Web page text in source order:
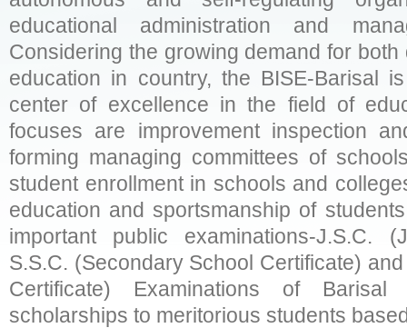
educational administration and
Considering the growing demand for
education in country, the BISE-Barisal
center of excellence in the field of
focuses are improvement inspection
forming managing committees of
student enrollment in schools and
education and sportsmanship of
important public examinations-J.S.C.
S.S.C. (Secondary School Certificate)
Certificate) Examinations of
scholarships to meritorious students